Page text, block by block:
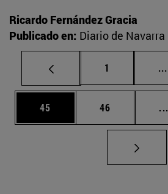
Ricardo Fernández Gracia
Publicado en: Diario de Navarra
Página
1 ...
Página
45 Página
46 ...